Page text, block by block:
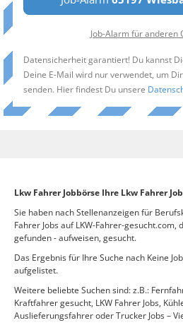
Job-Alarm für anderen
Datensicherheit garantiert! Du kannst
Deine E-Mail wird nur verwendet, um
senden. Hier findest Du unsere
Lkw Fahrer Jobbörse Ihre Lkw Fahrer
Sie haben nach Stellenanzeigen für
Fahrer Jobs auf LKW-Fahrer-gesucht.com,
gefunden - aufweisen, gesucht.
Das Ergebnis für Ihre Suche nach Keine
aufgelistet.
Weitere beliebte Suchen sind: z.B.:
Kraftfahrer gesucht, LKW Fahrer Jobs,
Auslieferungsfahrer oder Trucker Jobs –